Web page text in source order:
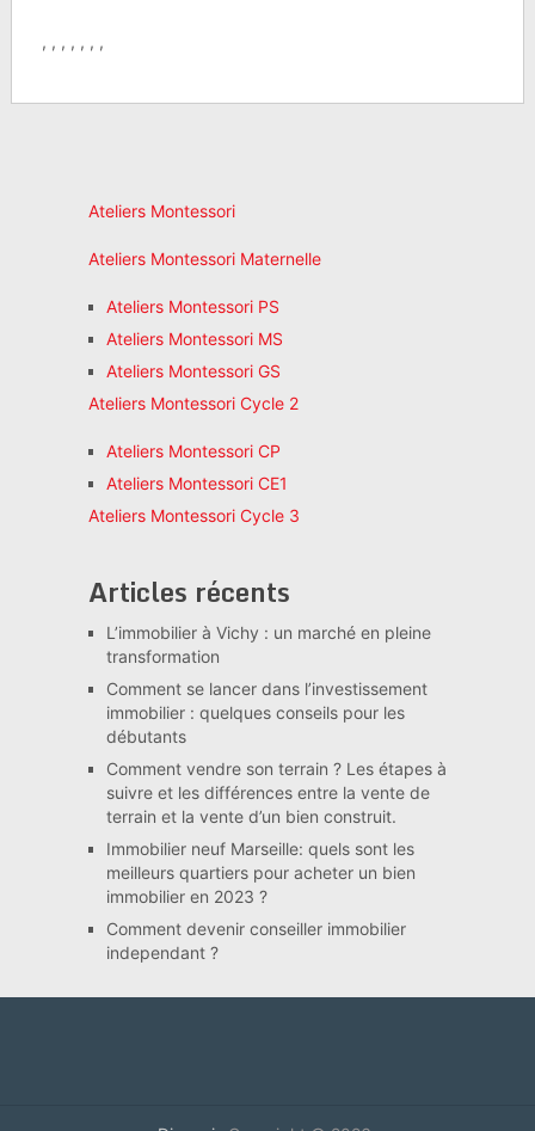
, , , , , , ,
Ateliers Montessori
Ateliers Montessori Maternelle
Ateliers Montessori PS
Ateliers Montessori MS
Ateliers Montessori GS
Ateliers Montessori Cycle 2
Ateliers Montessori CP
Ateliers Montessori CE1
Ateliers Montessori Cycle 3
Articles récents
L’immobilier à Vichy : un marché en pleine
transformation
Comment se lancer dans l’investissement
immobilier : quelques conseils pour les
débutants
Comment vendre son terrain ? Les étapes à
suivre et les différences entre la vente de
terrain et la vente d’un bien construit.
Immobilier neuf Marseille: quels sont les
meilleurs quartiers pour acheter un bien
immobilier en 2023 ?
Comment devenir conseiller immobilier
independant ?